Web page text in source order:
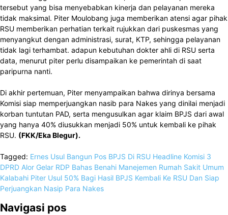
tersebut yang bisa menyebabkan kinerja dan pelayanan mereka
tidak maksimal. Piter Moulobang juga memberikan atensi agar pihak
RSU memberikan perhatian terkait rujukkan dari puskesmas yang
menyangkut dengan administrasi, surat, KTP, sehingga pelayanan
tidak lagi terhambat. adapun kebutuhan dokter ahli di RSU serta
data, menurut piter perlu disampaikan ke pemerintah di saat
paripurna nanti.
Di akhir pertemuan, Piter menyampaikan bahwa dirinya bersama
Komisi siap memperjuangkan nasib para Nakes yang dinilai menjadi
korban tuntutan PAD, serta mengusulkan agar klaim BPJS dari awal
yang hanya 40% diusukkan menjadi 50% untuk kembali ke pihak
RSU. (FKK/Eka Blegur).
Tagged: Ernes Usul Bangun Pos BPJS Di RSU Headline Komisi 3
DPRD Alor Gelar RDP Bahas Benahi Manejemen Rumah Sakit Umum
Kalabahi Piter Usul 50% Bagi Hasil BPJS Kembali Ke RSU Dan Siap
Perjuangkan Nasip Para Nakes
Navigasi pos